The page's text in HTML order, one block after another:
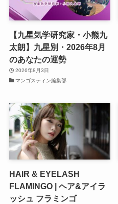
【九星気学研究家・小熊九
太朗】九星別・2026年8月
のあなたの運勢
2026年8月3日
マンゴスティン編集部
HAIR & EYELASH
FLAMINGO | ヘア&アイラ
ッシュ フラミンゴ